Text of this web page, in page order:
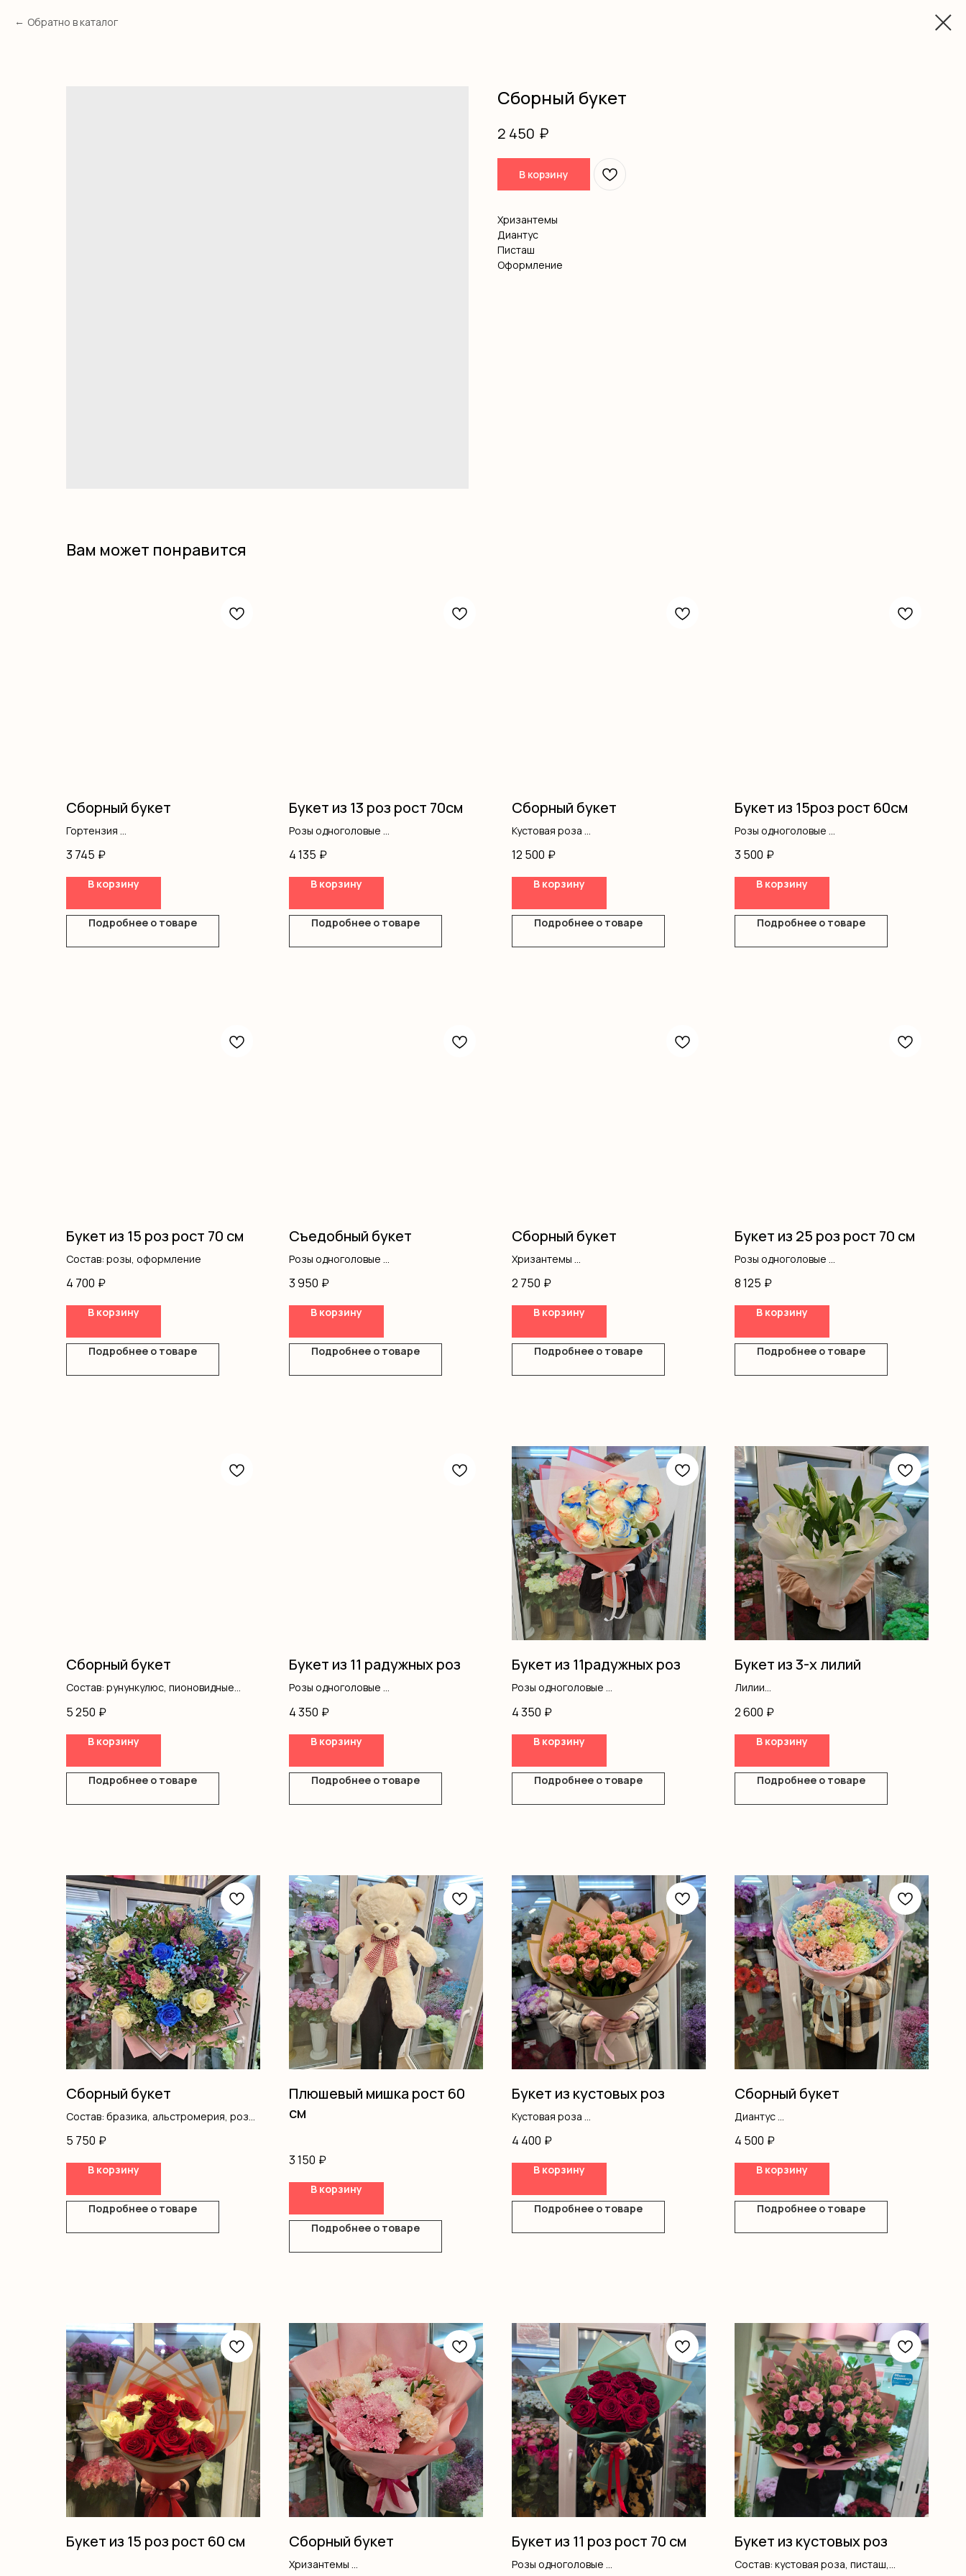
Обратно в каталог
Сборный букет
2 450 ₽
В корзину
Хризантемы
Диантус
Писташ
Оформление
Вам может понравится
Сборный букет
Гортензия
Гипсофила
Оформление
3 745 ₽
В корзину
Подробнее о товаре
Букет из 13 роз рост 70см
Розы одноголовые
4 135 ₽
В корзину
Подробнее о товаре
Сборный букет
Кустовая роза
Оформление
12 500 ₽
В корзину
Подробнее о товаре
Букет из 15роз рост 60см
Розы одноголовые
3 500 ₽
В корзину
Подробнее о товаре
Букет из 15 роз рост 70 см
Состав: розы, оформление
4 700 ₽
В корзину
Подробнее о товаре
Съедобный букет
Розы одноголовые
Киндеры
Оформление
3 950 ₽
В корзину
Подробнее о товаре
Сборный букет
Хризантемы
Кустовая роза
Оформление
2 750 ₽
В корзину
Подробнее о товаре
Букет из 25 роз рост 70 см
Розы одноголовые
Оформление
8 125 ₽
В корзину
Подробнее о товаре
Сборный букет
Состав: рунункулюс, пионовидные
5 250 ₽
В корзину
Подробнее о товаре
Букет из 11 радужных роз
Розы одноголовые
4 350 ₽
В корзину
Подробнее о товаре
Букет из 11радужных роз
Розы одноголовые
4 350 ₽
В корзину
Подробнее о товаре
Букет из 3-х лилий
Лилии
2 600 ₽
В корзину
Подробнее о товаре
Сборный букет
Состав: бразика, альстромерия, розы,
5 750 ₽
В корзину
Подробнее о товаре
Плюшевый мишка рост 60
см
3 150 ₽
В корзину
Подробнее о товаре
Букет из кустовых роз
Кустовая роза
4 400 ₽
В корзину
Подробнее о товаре
Сборный букет
Диантус
Оформление
4 500 ₽
В корзину
Подробнее о товаре
Букет из 15 роз рост 60 см Сборный букет
Хризантемы
Букет из 11 роз рост 70 см
Розы одноголовые
Букет из кустовых роз
Состав: кустовая роза, писташ,